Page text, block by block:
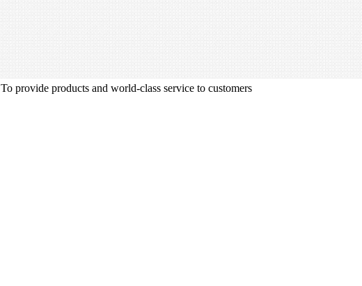
To provide products and world-class service to customers